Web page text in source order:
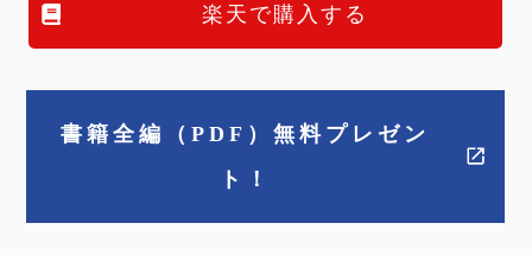
楽天で購入する
書籍全編（PDF）無料プレゼン
ト！